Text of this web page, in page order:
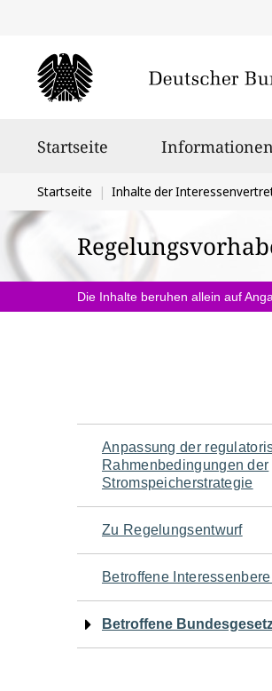
Startseite
Sie
befinden
sich
hier:
Startseite Inhalte der
Die Inhalte beruhen allein auf
Navigation
für
den
Seiteninhalt
Anpassung der
Rahmenbedingungen der
Stromspeicherstrategie
Zu Regelungsentwurf
Betroffene
Betroffene